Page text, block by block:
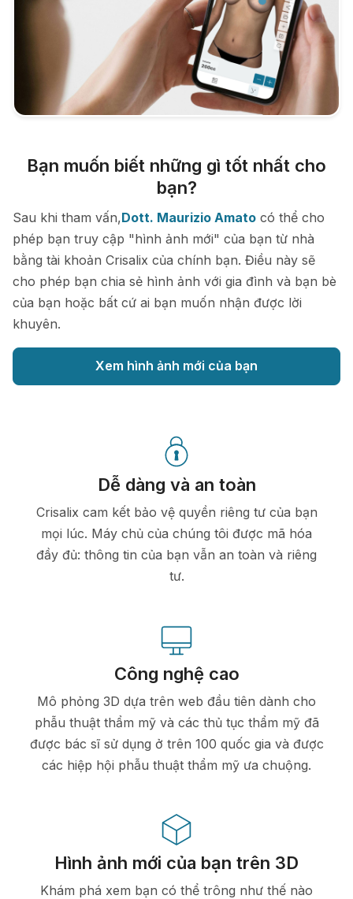
Bạn muốn biết những gì tốt nhất cho
bạn?
Sau khi tham vấn,Dott. Maurizio Amato có thể cho
phép bạn truy cập "hình ảnh mới" của bạn từ nhà
bằng tài khoản Crisalix của chính bạn. Điều này sẽ
cho phép bạn chia sẻ hình ảnh với gia đình và bạn bè
của bạn hoặc bất cứ ai bạn muốn nhận được lời
khuyên.
Xem hình ảnh mới của bạn
Dễ dàng và an toàn
Crisalix cam kết bảo vệ quyền riêng tư của bạn
mọi lúc. Máy chủ của chúng tôi được mã hóa
đầy đủ: thông tin của bạn vẫn an toàn và riêng
tư.
Công nghệ cao
Mô phỏng 3D dựa trên web đầu tiên dành cho
phẫu thuật thẩm mỹ và các thủ tục thẩm mỹ đã
được bác sĩ sử dụng ở trên 100 quốc gia và được
các hiệp hội phẫu thuật thẩm mỹ ưa chuộng.
Hình ảnh mới của bạn trên 3D
Khám phá xem bạn có thể trông như thế nào